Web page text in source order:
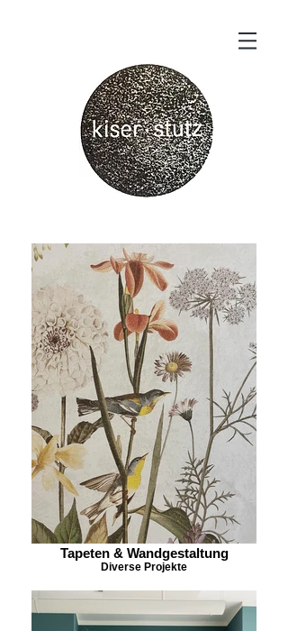
Tapeten & Wandgestaltung
Diverse Projekte